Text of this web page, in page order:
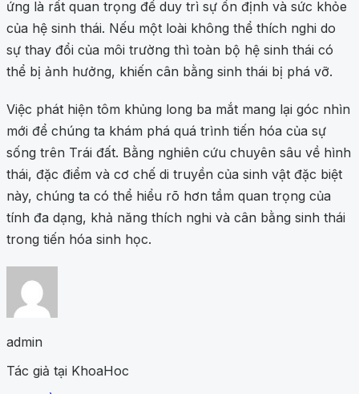
ứng là rất quan trọng để duy trì sự ổn định và sức khỏe
của hệ sinh thái. Nếu một loài không thể thích nghi do
sự thay đổi của môi trường thì toàn bộ hệ sinh thái có
thể bị ảnh hưởng, khiến cân bằng sinh thái bị phá vỡ.
Việc phát hiện tôm khủng long ba mắt mang lại góc nhìn
mới để chúng ta khám phá quá trình tiến hóa của sự
sống trên Trái đất. Bằng nghiên cứu chuyên sâu về hình
thái, đặc điểm và cơ chế di truyền của sinh vật đặc biệt
này, chúng ta có thể hiểu rõ hơn tầm quan trọng của
tính đa dạng, khả năng thích nghi và cân bằng sinh thái
trong tiến hóa sinh học.
admin
Tác giả tại KhoaHoc